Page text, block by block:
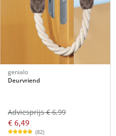
genialo
Deurvriend
€ 6,49
Adviesprijs € 6,99
(82)